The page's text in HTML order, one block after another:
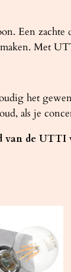
Een
Met
het
als je
van de UTTI